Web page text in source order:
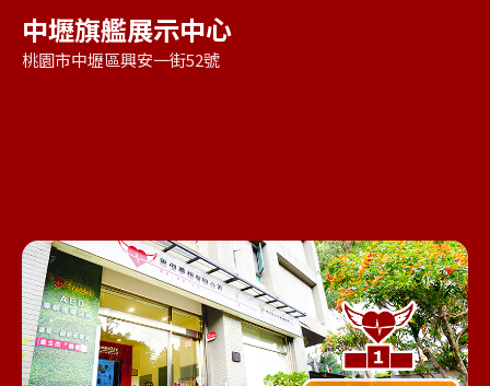
中壢旗艦展示中心
桃園市中壢區興安一街52號